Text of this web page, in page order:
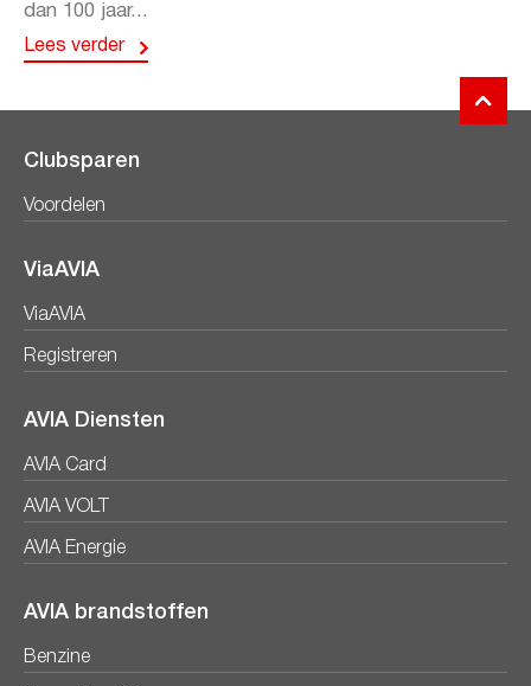
dan 100 jaar...
Lees verder
Clubsparen
Voordelen
ViaAVIA
ViaAVIA
Registreren
AVIA Diensten
AVIA Card
AVIA VOLT
AVIA Energie
AVIA brandstoffen
Benzine